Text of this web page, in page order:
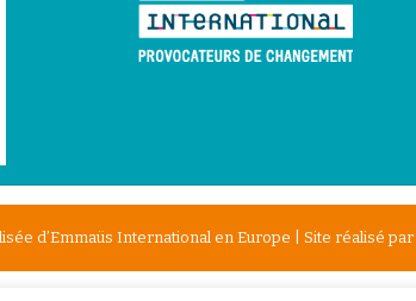
d’Emmaüs International en Europe | Site réalisé par